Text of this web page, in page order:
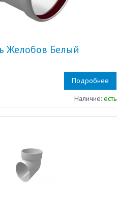
Желобов Белый
Подробнее
Наличие:есть